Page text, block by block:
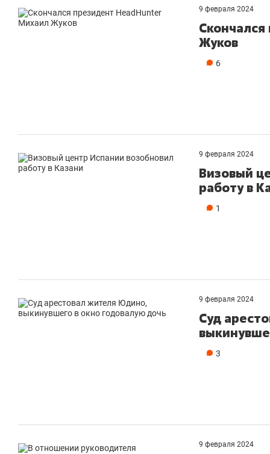
9 февраля 2024
Жуков
6
9 февраля 2024
Визовый
работу в
1
9 февраля 2024
Суд
3
9 февраля 2024